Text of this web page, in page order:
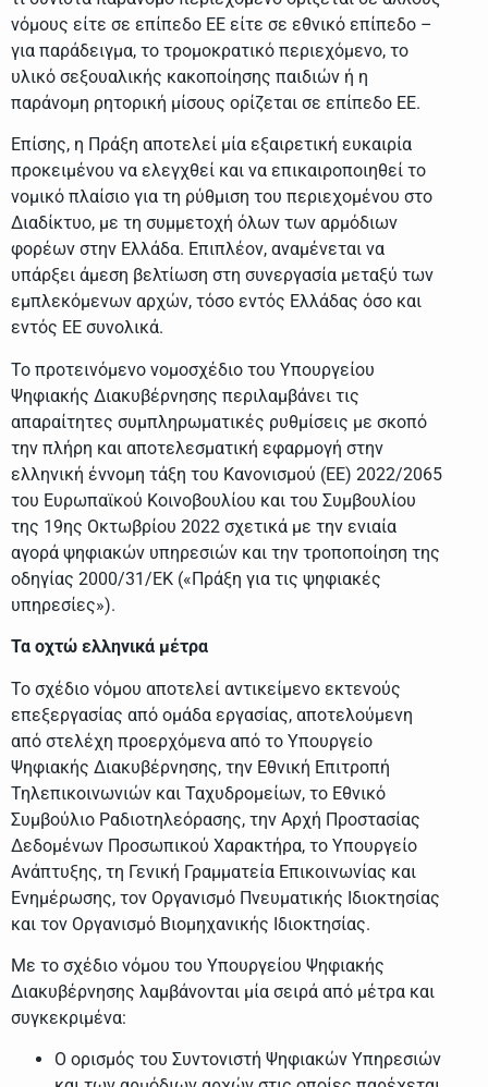
νόμους είτε σε επίπεδο ΕΕ είτε σε εθνικό επίπεδο –
για παράδειγμα, το τρομοκρατικό περιεχόμενο, το
υλικό σεξουαλικής κακοποίησης παιδιών ή η
παράνομη ρητορική μίσους ορίζεται σε επίπεδο ΕΕ.
Επίσης, η Πράξη αποτελεί μία εξαιρετική ευκαιρία
προκειμένου να ελεγχθεί και να επικαιροποιηθεί το
νομικό πλαίσιο για τη ρύθμιση του περιεχομένου στο
Διαδίκτυο, με τη συμμετοχή όλων των αρμόδιων
φορέων στην Ελλάδα. Επιπλέον, αναμένεται να
υπάρξει άμεση βελτίωση στη συνεργασία μεταξύ των
εμπλεκόμενων αρχών, τόσο εντός Ελλάδας όσο και
εντός ΕΕ συνολικά.
Το προτεινόμενο νομοσχέδιο του Υπουργείου
Ψηφιακής Διακυβέρνησης περιλαμβάνει τις
απαραίτητες συμπληρωματικές ρυθμίσεις με σκοπό
την πλήρη και αποτελεσματική εφαρμογή στην
ελληνική έννομη τάξη του Κανονισμού (ΕΕ) 2022/2065
του Ευρωπαϊκού Κοινοβουλίου και του Συμβουλίου
της 19ης Οκτωβρίου 2022 σχετικά με την ενιαία
αγορά ψηφιακών υπηρεσιών και την τροποποίηση της
οδηγίας 2000/31/ΕΚ («Πράξη για τις ψηφιακές
υπηρεσίες»).
Τα οχτώ ελληνικά μέτρα
Το σχέδιο νόμου αποτελεί αντικείμενο εκτενούς
επεξεργασίας από ομάδα εργασίας, αποτελούμενη
από στελέχη προερχόμενα από το Υπουργείο
Ψηφιακής Διακυβέρνησης, την Εθνική Επιτροπή
Τηλεπικοινωνιών και Ταχυδρομείων, το Εθνικό
Συμβούλιο Ραδιοτηλεόρασης, την Αρχή Προστασίας
Δεδομένων Προσωπικού Χαρακτήρα, το Υπουργείο
Ανάπτυξης, τη Γενική Γραμματεία Επικοινωνίας και
Ενημέρωσης, τον Οργανισμό Πνευματικής Ιδιοκτησίας
και τον Οργανισμό Βιομηχανικής Ιδιοκτησίας.
Με το σχέδιο νόμου του Υπουργείου Ψηφιακής
Διακυβέρνησης λαμβάνονται μία σειρά από μέτρα και
συγκεκριμένα:
Ο ορισμός του Συντονιστή Ψηφιακών Υπηρεσιών